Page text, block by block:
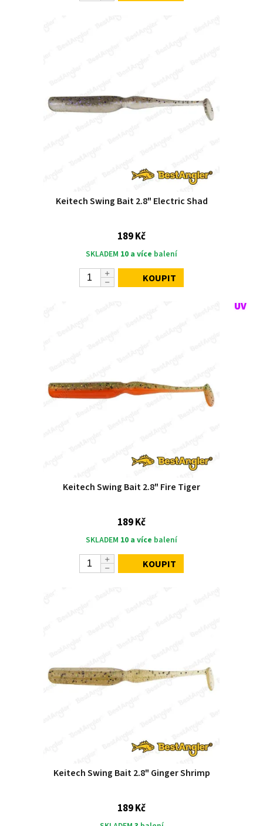
Keitech Swing Bait 2.8" Electric Shad
189 Kč
SKLADEM 10 a více balení
KOUPIT
Keitech Swing Bait 2.8" Fire Tiger
189 Kč
SKLADEM 10 a více balení
KOUPIT
Keitech Swing Bait 2.8" Ginger Shrimp
189 Kč